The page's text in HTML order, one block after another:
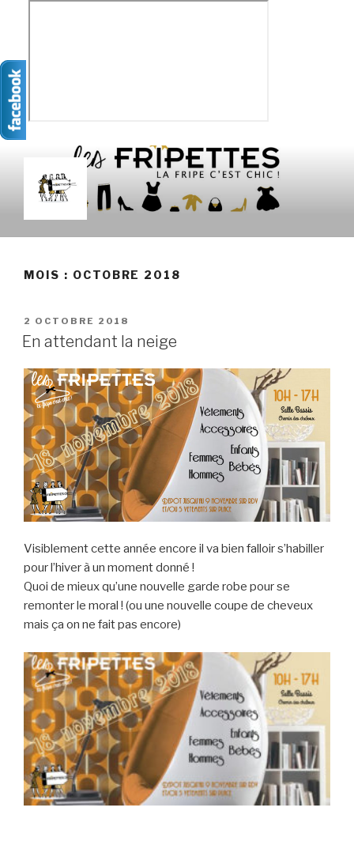
contenu
LES FRIPETTES
MOIS : OCTOBRE 2018
PUBLIÉ
LE
2 OCTOBRE 2018
En attendant la neige
Visiblement cette année encore il va bien falloir s’habiller
pour l’hiver à un moment donné !
Quoi de mieux qu’une nouvelle garde robe pour se
remonter le moral ! (ou une nouvelle coupe de cheveux
mais ça on ne fait pas encore)